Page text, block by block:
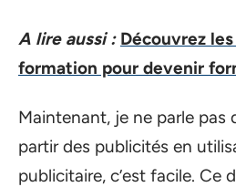
A lire aussi : Découvrez
formation pour devenir
Maintenant, je ne parle pas
partir des publicités en
publicitaire, c’est facile. Ce